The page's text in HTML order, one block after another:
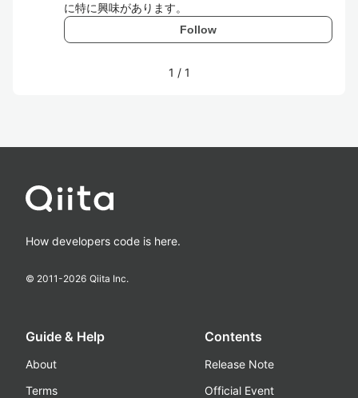
に特に興味があります。
Follow
1 / 1
How developers code is here.
© 2011-2026 Qiita Inc.
Guide & Help
About
Terms
Contents
Release Note
Official Event